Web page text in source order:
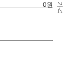
가격
0원